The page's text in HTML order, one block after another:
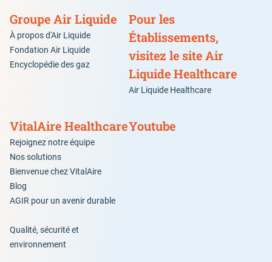
Groupe Air Liquide
À propos d'Air Liquide
Fondation Air Liquide
Encyclopédie des gaz
Pour les
Établissements,
visitez le site Air
Liquide Healthcare
Air Liquide Healthcare
VitalAire Healthcare
Rejoignez notre équipe
Nos solutions
Bienvenue chez VitalAire
Blog
AGIR pour un avenir durable
Qualité, sécurité et
environnement
Youtube